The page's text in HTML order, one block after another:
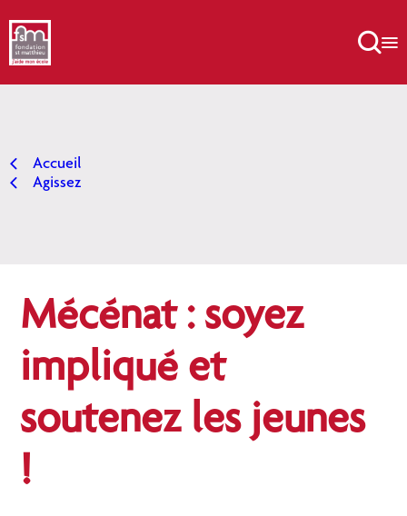
au
contenu

Accueil
Agissez
Mécénat : soyez
impliqué et
soutenez les jeunes
!